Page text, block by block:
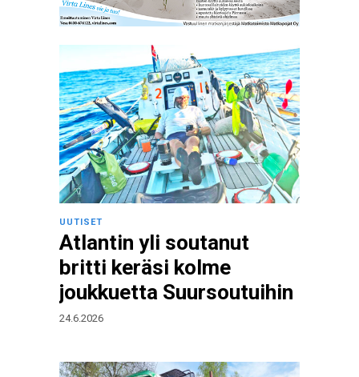
UUTISET
Atlantin yli soutanut
britti keräsi kolme
joukkuetta Suursoutuihin
24.6.2026